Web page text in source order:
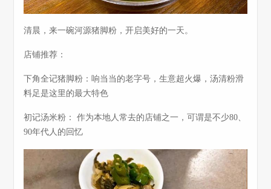
清晨，来一碗河源猪脚粉，开启美好的一天。
店铺推荐：
下角全记猪脚粉：响当当的老字号，生意超火爆，汤清粉滑
料足是这里的最大特色
初记汤米粉： 作为本地人常去的店铺之一，可谓是不少80、
90年代人的回忆